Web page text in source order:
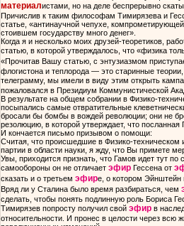
материалистами, но на деле беспрерывно
Причислив к таким философам Тимирязева и
статье, «антинаучной чепухе,
стоившем государству много денег».
Когда я и несколько моих друзей-теоретиков,
статью, в которой утверждалось, что «физика
«Прочитав Вашу статью, с энтузиазмом
флогистона и теплорода — это старинные
телеграмму, мы имели в виду этим открыть
пожаловался в Президиум Коммунистической
В результате на общем собрании в Физико-
посыпались самые отвратительные
бросали бы бомбы в вождей революции; они не
резолюцию, в которой утверждает, что
И кончается письмо призывом о помощи:
Считая, что происшедшие в Физико-техническом
партии в области науки, я жду, что Вы примете
Увы, приходится признать, что Гамов идет тут по
самообороны он не отличает эфирГессена от
сказать и о третьем эфире, о котором Эйнштейн
Вряд ли у Сталина было время разбираться, чем
сделать, чтобы понять подлинную роль Бориса
Тимирязев попросту получил свой эфирв
относительности. И пронес в целости через всю